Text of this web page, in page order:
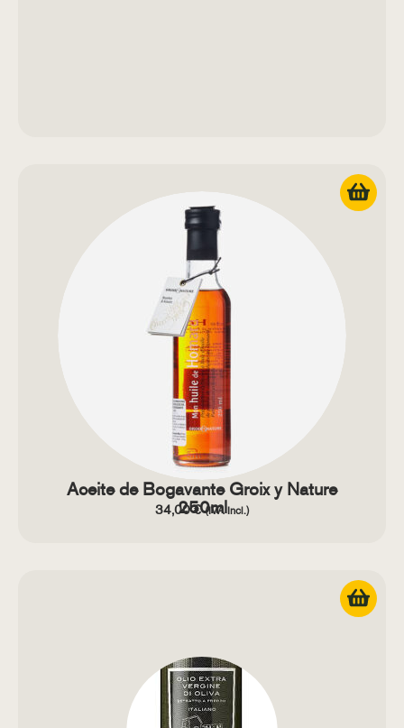
Aceite de Bogavante Groix y Nature
250ml
34,00€ (IVA Incl.)